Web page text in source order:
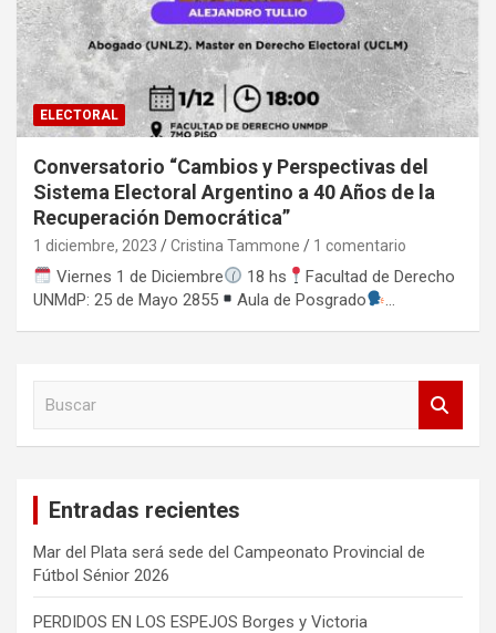
ELECTORAL
Conversatorio “Cambios y Perspectivas del
Sistema Electoral Argentino a 40 Años de la
Recuperación Democrática”
1 diciembre, 2023 Cristina Tammone 1 comentario
Viernes 1 de Diciembre 18 hs
Facultad de Derecho
UNMdP: 25 de Mayo 2855
Aula de Posgrado …
Entradas recientes
Mar del Plata será sede del Campeonato Provincial de
Fútbol Sénior 2026
PERDIDOS EN LOS ESPEJOS Borges y Victoria